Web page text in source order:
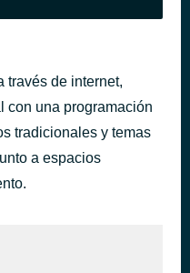
través de internet,
con una programación
tradicionales y temas
a espacios